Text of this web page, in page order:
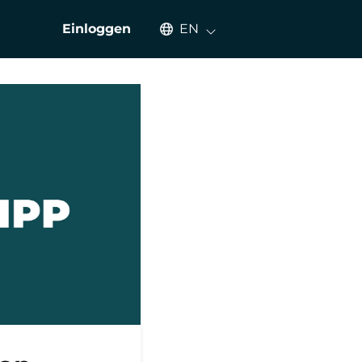
Einloggen Select an available language
EN